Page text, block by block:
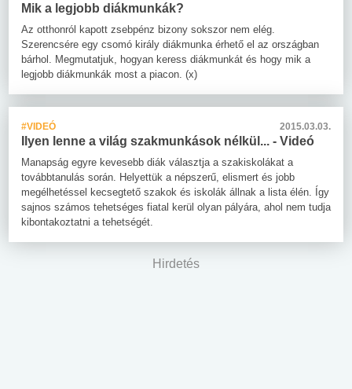
Mik a legjobb diákmunkák?
Az otthonról kapott zsebpénz bizony sokszor nem elég.
Szerencsére egy csomó király diákmunka érhető el az országban
bárhol. Megmutatjuk, hogyan keress diákmunkát és hogy mik a
legjobb diákmunkák most a piacon. (x)
#VIDEÓ 2015.03.03.
Ilyen lenne a világ szakmunkások nélkül... - Videó
Manapság egyre kevesebb diák választja a szakiskolákat a
továbbtanulás során. Helyettük a népszerű, elismert és jobb
megélhetéssel kecsegtető szakok és iskolák állnak a lista élén. Így
sajnos számos tehetséges fiatal kerül olyan pályára, ahol nem tudja
kibontakoztatni a tehetségét.
Hirdetés